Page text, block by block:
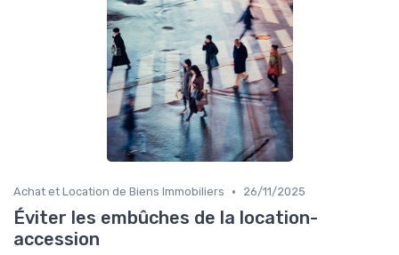
Achat et Location de Biens Immobiliers • 26/11/2025
Éviter les embûches de la location-
accession